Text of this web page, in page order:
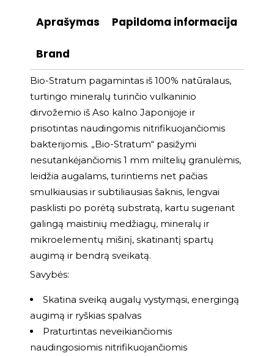
Aprašymas Papildoma informacija
Brand
Bio-Stratum pagamintas iš 100% natūralaus,
turtingo mineralų turinčio vulkaninio
dirvožemio iš Aso kalno Japonijoje ir
prisotintas naudingomis nitrifikuojančiomis
bakterijomis. „Bio-Stratum“ pasižymi
nesutankėjančiomis 1 mm miltelių granulėmis,
leidžia augalams, turintiems net pačias
smulkiausias ir subtiliausias šaknis, lengvai
pasklisti po porėtą substratą, kartu sugeriant
galingą maistinių medžiagų, mineralų ir
mikroelementų mišinį, skatinantį spartų
augimą ir bendrą sveikatą.
Savybės:
Skatina sveiką augalų vystymąsi, energingą
augimą ir ryškias spalvas
Praturtintas neveikiančiomis
naudingosiomis nitrifikuojančiomis